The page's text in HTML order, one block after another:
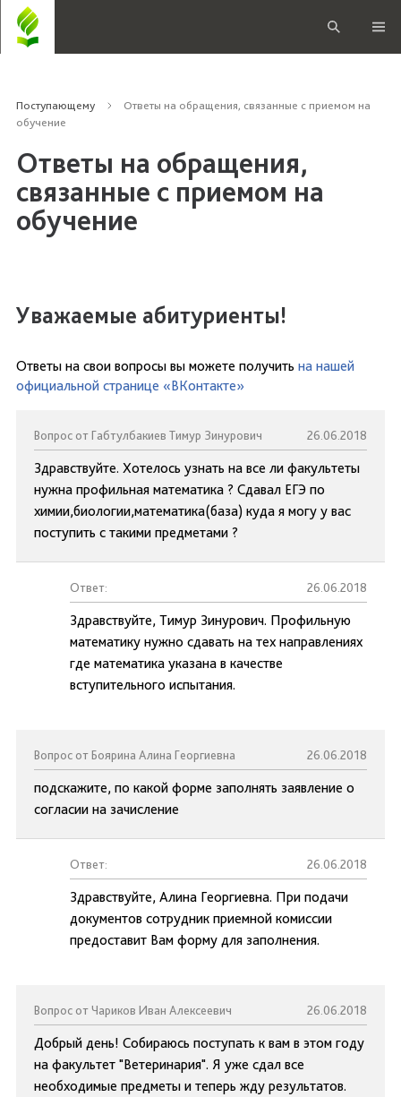
Поступающему
Ответы на обращения, связанные с приемом на
обучение
Ответы на обращения,
связанные с приемом на
обучение
Уважаемые абитуриенты!
Ответы на свои вопросы вы можете получить на нашей
официальной странице «ВКонтакте»
Вопрос от Габтулбакиев Тимур Зинурович 26.06.2018
Здравствуйте. Хотелось узнать на все ли факультеты
нужна профильная математика ? Cдавал ЕГЭ по
химии,биологии,математика(база) куда я могу у вас
поступить с такими предметами ?
Ответ: 26.06.2018
Здравствуйте, Тимур Зинурович. Профильную
математику нужно сдавать на тех направлениях
где математика указана в качестве
вступительного испытания.
Вопрос от Боярина Алина Георгиевна 26.06.2018
подскажите, по какой форме заполнять заявление о
согласии на зачисление
Ответ: 26.06.2018
Здравствуйте, Алина Георгиевна. При подачи
документов сотрудник приемной комиссии
предоставит Вам форму для заполнения.
Вопрос от Чариков Иван Алексеевич 26.06.2018
Добрый день! Собираюсь поступать к вам в этом году
на факультет "Ветеринария". Я уже сдал все
необходимые предметы и теперь жду результатов.